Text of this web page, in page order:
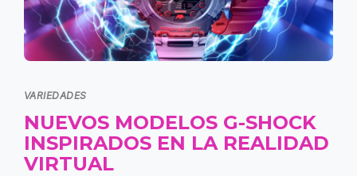
VARIEDADES
NUEVOS MODELOS G-SHOCK
INSPIRADOS EN LA REALIDAD
VIRTUAL